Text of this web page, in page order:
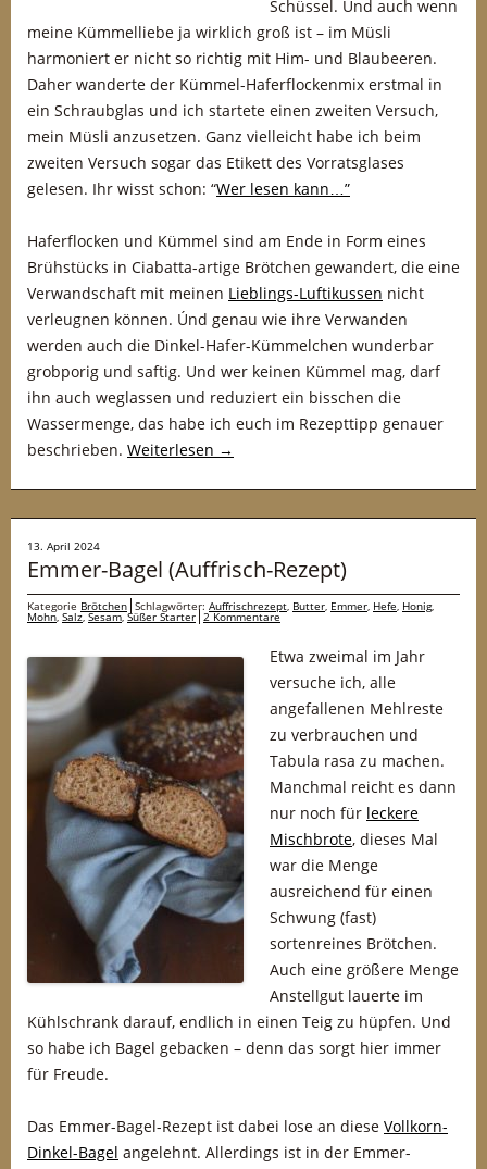
Schüssel. Und auch wenn
meine Kümmelliebe ja wirklich groß ist – im Müsli
harmoniert er nicht so richtig mit Him- und Blaubeeren.
Daher wanderte der Kümmel-Haferflockenmix erstmal in
ein Schraubglas und ich startete einen zweiten Versuch,
mein Müsli anzusetzen. Ganz vielleicht habe ich beim
zweiten Versuch sogar das Etikett des Vorratsglases
gelesen. Ihr wisst schon: “Wer lesen kann…”
Haferflocken und Kümmel sind am Ende in Form eines
Brühstücks in Ciabatta-artige Brötchen gewandert, die eine
Verwandschaft mit meinen Lieblings-Luftikussen nicht
verleugnen können. Únd genau wie ihre Verwanden
werden auch die Dinkel-Hafer-Kümmelchen wunderbar
grobporig und saftig. Und wer keinen Kümmel mag, darf
ihn auch weglassen und reduziert ein bisschen die
Wassermenge, das habe ich euch im Rezepttipp genauer
beschrieben. Weiterlesen →
13. April 2024
Emmer-Bagel (Auffrisch-Rezept)
Kategorie Brötchen Schlagwörter: Auffrischrezept, Butter, Emmer, Hefe, Honig,
Mohn, Salz,Sesam,Süßer Starter 2 Kommentare
Etwa zweimal im Jahr
versuche ich, alle
angefallenen Mehlreste
zu verbrauchen und
Tabula rasa zu machen.
Manchmal reicht es dann
nur noch für leckere
Mischbrote, dieses Mal
war die Menge
ausreichend für einen
Schwung (fast)
sortenreines Brötchen.
Auch eine größere Menge
Anstellgut lauerte im
Kühlschrank darauf, endlich in einen Teig zu hüpfen. Und
so habe ich Bagel gebacken – denn das sorgt hier immer
für Freude.
Das Emmer-Bagel-Rezept ist dabei lose an diese Vollkorn-
Dinkel-Bagel angelehnt. Allerdings ist in der Emmer-